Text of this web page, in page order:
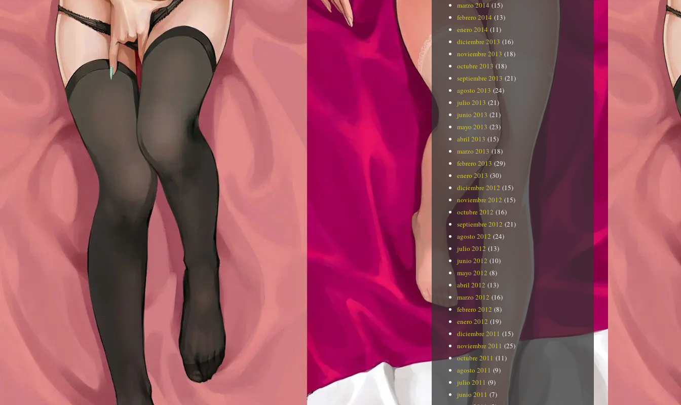
marzo 2014 (15)
febrero 2014 (13)
enero 2014 (11)
diciembre 2013 (16)
noviembre 2013 (18)
octubre 2013 (18)
septiembre 2013 (21)
agosto 2013 (24)
julio 2013 (21)
junio 2013 (21)
mayo 2013 (23)
abril 2013 (15)
marzo 2013 (18)
febrero 2013 (29)
enero 2013 (30)
diciembre 2012 (15)
noviembre 2012 (15)
octubre 2012 (16)
septiembre 2012 (21)
agosto 2012 (24)
julio 2012 (13)
junio 2012 (10)
mayo 2012 (8)
abril 2012 (13)
marzo 2012 (16)
febrero 2012 (8)
enero 2012 (19)
diciembre 2011 (15)
noviembre 2011 (25)
octubre 2011 (11)
agosto 2011 (9)
julio 2011 (9)
junio 2011 (7)